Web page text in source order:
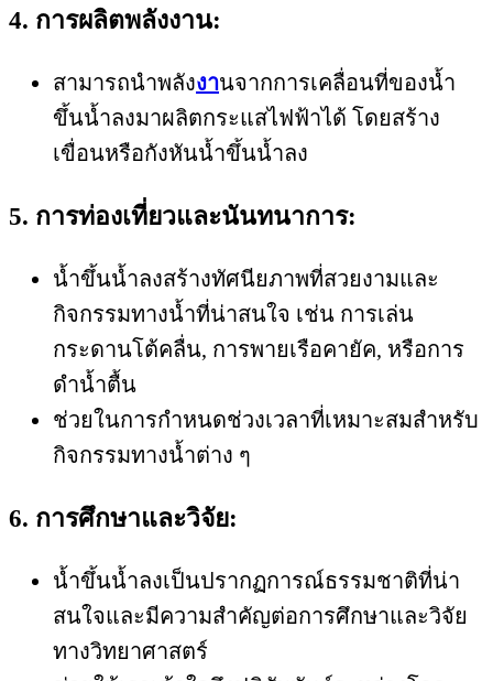
4. การผลิตพลังงาน:
สามารถนำพลังงานจากการเคลื่อนที่ของน้ำ
ขึ้นน้ำลงมาผลิตกระแสไฟฟ้าได้ โดยสร้าง
เขื่อนหรือกังหันน้ำขึ้นน้ำลง
5. การท่องเที่ยวและนันทนาการ:
น้ำขึ้นน้ำลงสร้างทัศนียภาพที่สวยงามและ
กิจกรรมทางน้ำที่น่าสนใจ เช่น การเล่น
กระดานโต้คลื่น, การพายเรือคายัค, หรือการ
ดำน้ำตื้น
ช่วยในการกำหนดช่วงเวลาที่เหมาะสมสำหรับ
กิจกรรมทางน้ำต่าง ๆ
6. การศึกษาและวิจัย:
น้ำขึ้นน้ำลงเป็นปรากฏการณ์ธรรมชาติที่น่า
สนใจและมีความสำคัญต่อการศึกษาและวิจัย
ทางวิทยาศาสตร์